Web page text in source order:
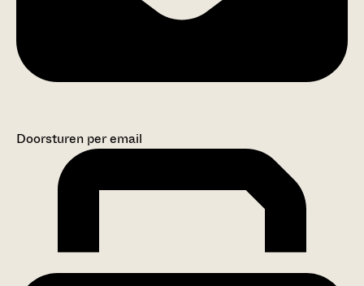
Doorsturen per email